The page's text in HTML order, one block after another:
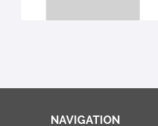
NAVIGATION